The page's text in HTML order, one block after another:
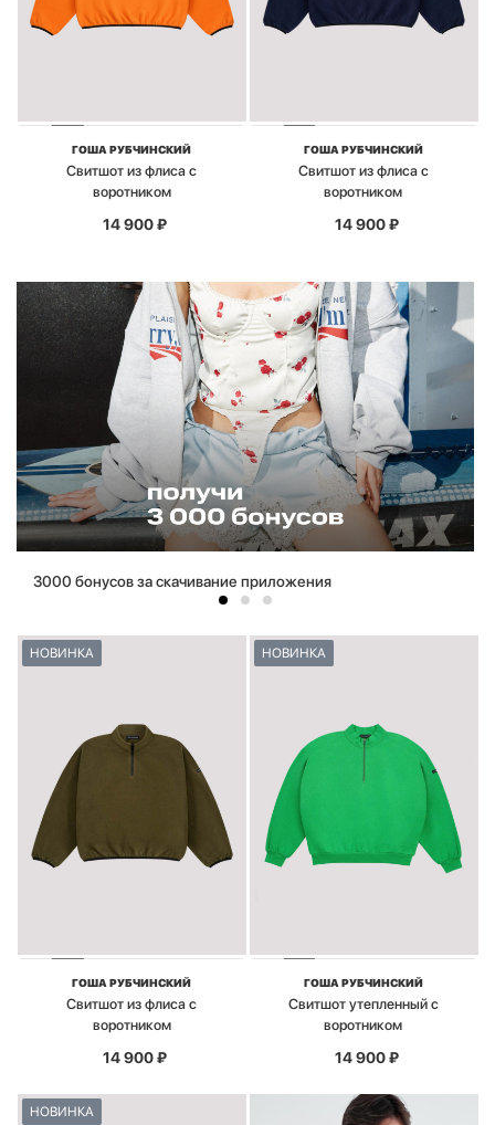
ГОША РУБЧИНСКИЙ
Свитшот из флиса с
воротником
14 900₽
ГОША РУБЧИНСКИЙ
Свитшот из флиса с
воротником
14 900₽
3000 бонусов за скачивание приложения
НОВИНКА
ГОША РУБЧИНСКИЙ
Свитшот из флиса с
воротником
14 900₽
НОВИНКА
ГОША РУБЧИНСКИЙ
Свитшот утепленный с
воротником
14 900₽
НОВИНКА